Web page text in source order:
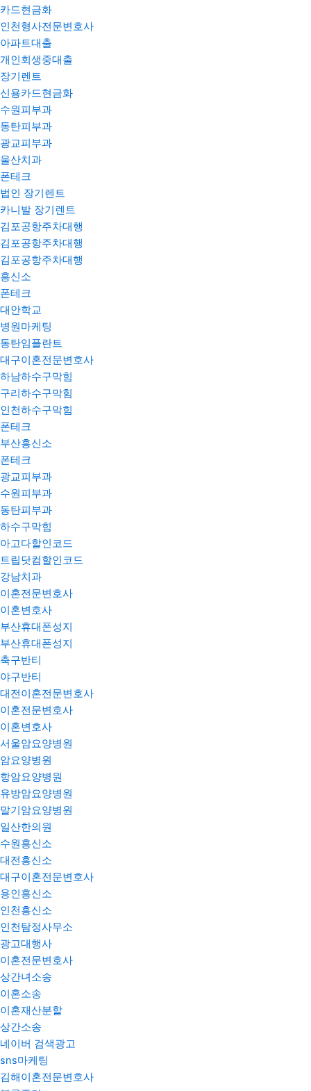
카드현금화
인천형사전문변호사
아파트대출
개인회생중대출
장기렌트
신용카드현금화
수원피부과
동탄피부과
광교피부과
울산치과
폰테크
법인 장기렌트
카니발 장기렌트
김포공항주차대행
김포공항주차대행
김포공항주차대행
흥신소
폰테크
대안학교
병원마케팅
동탄임플란트
대구이혼전문변호사
하남하수구막힘
구리하수구막힘
인천하수구막힘
폰테크
부산흥신소
폰테크
광교피부과
수원피부과
동탄피부과
하수구막힘
아고다할인코드
트립닷컴할인코드
강남치과
이혼전문변호사
이혼변호사
부산휴대폰성지
부산휴대폰성지
축구반티
야구반티
대전이혼전문변호사
이혼전문변호사
이혼변호사
서울암요양병원
암요양병원
항암요양병원
유방암요양병원
말기암요양병원
일산한의원
수원흥신소
대전흥신소
대구이혼전문변호사
용인흥신소
인천흥신소
인천탐정사무소
광고대행사
이혼전문변호사
상간녀소송
이혼소송
이혼재산분할
상간소송
네이버 검색광고
sns마케팅
김해이혼전문변호사